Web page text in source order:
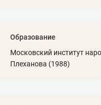
Образование
Московский институт
Плеханова (1988)